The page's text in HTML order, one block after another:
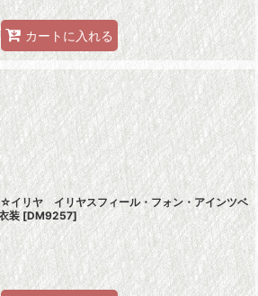
カートに入れる
イリヤ イリヤスフィール・フォン・アインツベ
装 [DM9257]